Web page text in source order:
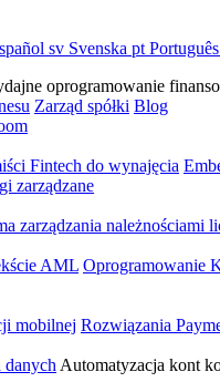
sv Svenska pt Português
oprogramowanie
Zarząd spółki Blog
Fintech do wynajęcia
zarządzane
zarządzania należnościami
AML Oprogramowanie
mobilnej Rozwiązania
danych Automatyzacja kont